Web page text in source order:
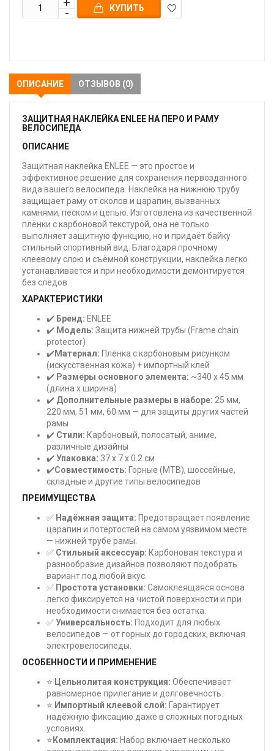
КУПИТЬ
ОПИСАНИЕ ОТЗЫВОВ (0)
ЗАЩИТНАЯ НАКЛЕЙКА ENLEE НА ПЕРО И РАМУ
ВЕЛОСИПЕДА
ОПИСАНИЕ
Защитная наклейка ENLEE — это простое и
эффективное решение для сохранения первозданного
вида вашего велосипеда. Наклейка на нижнюю трубу
защищает раму от сколов и царапин, вызванных
камнями, песком и цепью. Изготовлена из качественной
плёнки с карбоновой текстурой, она не только
выполняет защитную функцию, но и придаёт байку
стильный спортивный вид. Благодаря прочному
клеевому слою и съёмной конструкции, наклейка легко
устанавливается и при необходимости демонтируется
без следов.
ХАРАКТЕРИСТИКИ
✔️ Бренд: ENLEE
✔️ Модель: Защита нижней трубы (Frame chain
protector)
✔️Материал: Плёнка с карбоновым рисунком
(искусственная кожа) + импортный клей
✔️ Размеры основного элемента: ~340 x 45 мм
(длина х ширина)
✔️ Дополнительные размеры в наборе: 25 мм,
220 мм, 51 мм, 60 мм — для защиты других частей
рамы
✔️ Стили: Карбоновый, полосатый, аниме,
различные дизайны
✔️Упаковка: 37 x 7 x 0.2 см
✔️Совместимость: Горные (MTB), шоссейные,
складные и другие типы велосипедов
ПРЕИМУЩЕСТВА
✅ Надёжная защита: Предотвращает появление
царапин и потёртостей на самом уязвимом месте
— нижней трубе рамы.
✅ Стильный аксессуар: Карбоновая текстура и
разнообразие дизайнов позволяют подобрать
вариант под любой вкус.
✅ Простота установки: Самоклеящаяся основа
легко фиксируется на чистой поверхности и при
необходимости снимается без остатка.
✅Универсальность: Подходит для любых
велосипедов — от горных до городских, включая
электровелосипеды.
ОСОБЕННОСТИ И ПРИМЕНЕНИЕ
⭐ Цельнолитая конструкция: Обеспечивает
равномерное прилегание и долговечность.
⭐ Импортный клеевой слой: Гарантирует
надёжную фиксацию даже в сложных погодных
условиях.
⭐Комплектация: Набор включает несколько